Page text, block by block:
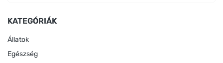
KATEGÓRIÁK
Állatok
Egészség